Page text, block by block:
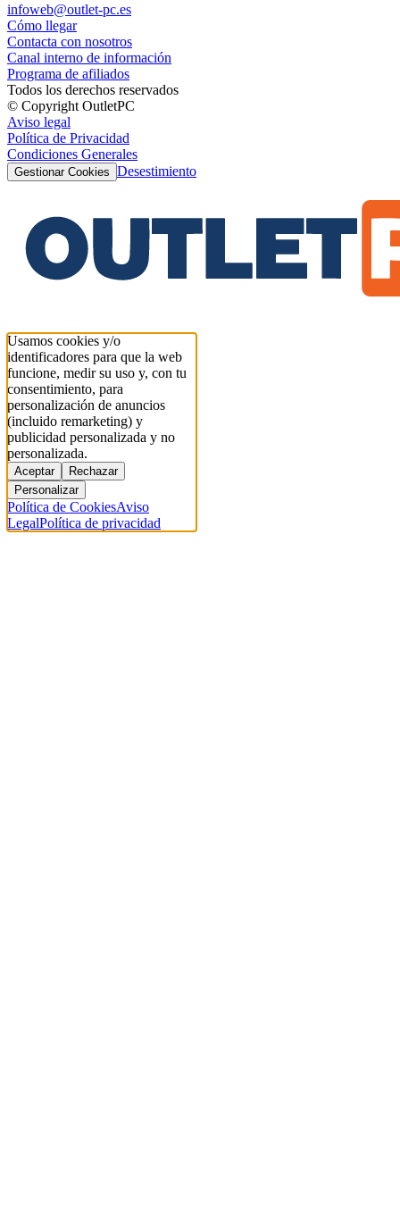
infoweb@outlet-pc.es
Cómo llegar
Contacta con nosotros
Canal interno de información
Programa de afiliados
Todos los derechos reservados
© Copyright OutletPC
Aviso legal
Política de Privacidad
Condiciones Generales
Gestionar Cookies Desestimiento
Usamos cookies y/o
identificadores para que la web
funcione, medir su uso y, con tu
consentimiento, para
personalización de anuncios
(incluido remarketing) y
publicidad personalizada y no
personalizada.
Aceptar
Rechazar
Personalizar
Política de CookiesAviso
LegalPolítica de privacidad